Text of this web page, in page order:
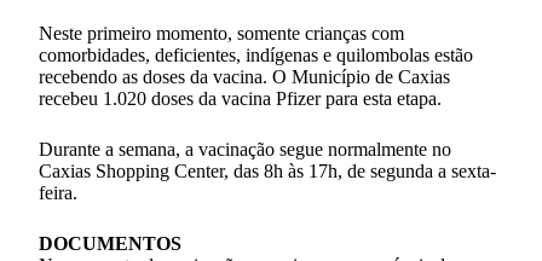
Neste primeiro momento, somente crianças com
comorbidades, deficientes, indígenas e quilombolas estão
recebendo as doses da vacina. O Município de Caxias
recebeu 1.020 doses da vacina Pfizer para esta etapa.
Durante a semana, a vacinação segue normalmente no
Caxias Shopping Center, das 8h às 17h, de segunda a sexta-
feira.
DOCUMENTOS